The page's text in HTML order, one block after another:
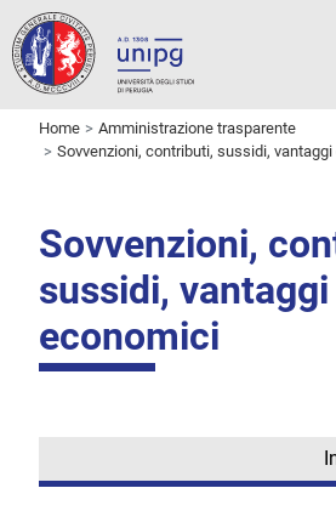
Home
Amministrazione trasparente
Sovvenzioni, contributi, sussidi,
Sovvenzioni,
sussidi, vantaggi
economici